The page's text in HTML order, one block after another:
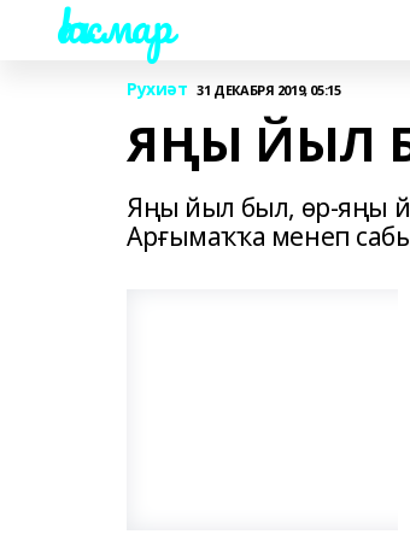
Һаҡмар
Рухиәт 31 ДЕКАБРЯ 2019, 05:15
ЯҢЫ ЙЫЛ
Яңы йыл был, өр-яңы
Арғымаҡҡа менеп